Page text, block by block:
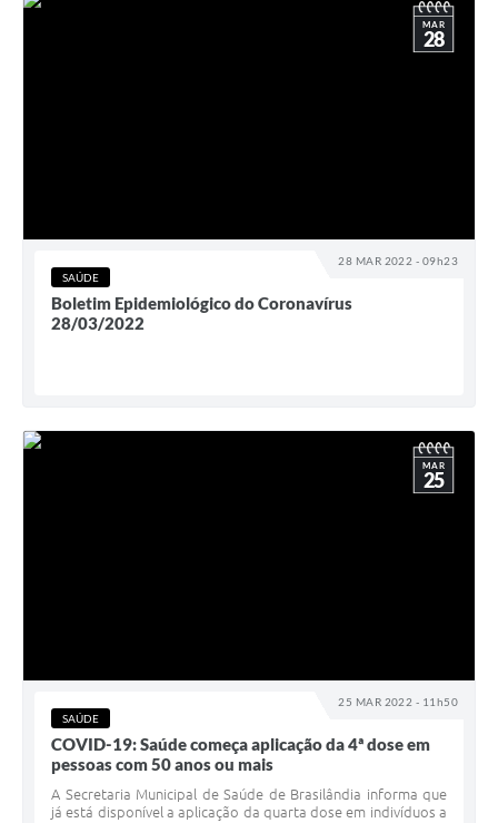
28 MAR 2022 - 09h23
MAR
28
SAÚDE
Boletim Epidemiológico do Coronavírus
28/03/2022
25 MAR 2022 - 11h50
MAR
25
SAÚDE
COVID-19: Saúde começa aplicação da 4ª dose em
pessoas com 50 anos ou mais
A Secretaria Municipal de Saúde de Brasilândia informa que
já está disponível a aplicação da quarta dose em indivíduos a